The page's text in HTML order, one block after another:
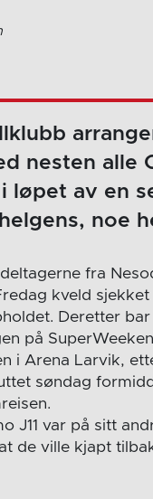
nesten alle
løpet av en
noe
fra
kveld
Deretter
på
i Arena Larvik,
søndag
J11 var på sitt
de ville kjapt